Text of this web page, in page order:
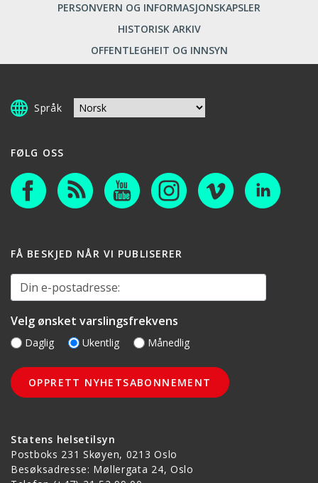
PERSONVERN OG INFORMASJONSKAPSLER
HISTORISK ARKIV
OFFENTLEGHEIT OG INNSYN
Språk
Statens helsetilsyn
Postboks 231 Skøyen, 0213 Oslo
Besøksadresse: Møllergata 24, Oslo
FØLG OSS
FÅ BESKJED NÅR VI PUBLISERER
Din e-postadresse:
Velg ønsket varslingsfrekvens
Daglig Ukentlig Månedlig